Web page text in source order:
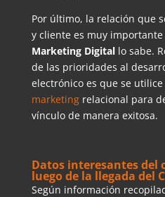
Por último, la relación que
y cliente es muy importante
Marketing Digital lo sabe.
de las prioridades al
electrónico es que se
marketingrelacional para
vínculo de manera exitosa.
Datos interesantes del
luego de la llegada del
Según información